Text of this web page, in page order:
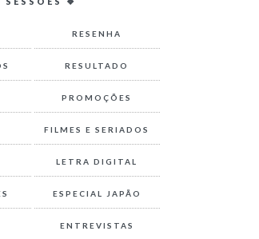
RESENHA
RESULTADO
PROMOÇÕES
FILMES E SERIADOS
LETRA DIGITAL
ESPECIAL JAPÃO
ENTREVISTAS